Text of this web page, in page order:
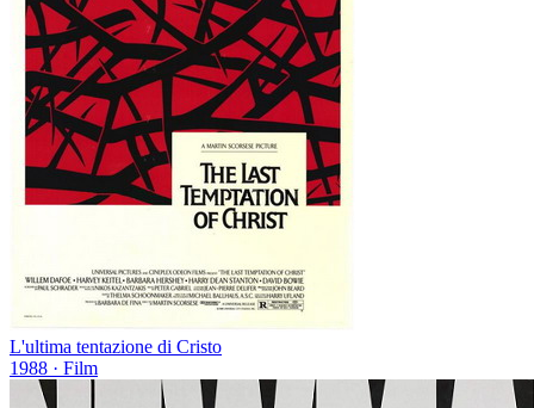
L'ultima tentazione di Cristo
1988 · Film